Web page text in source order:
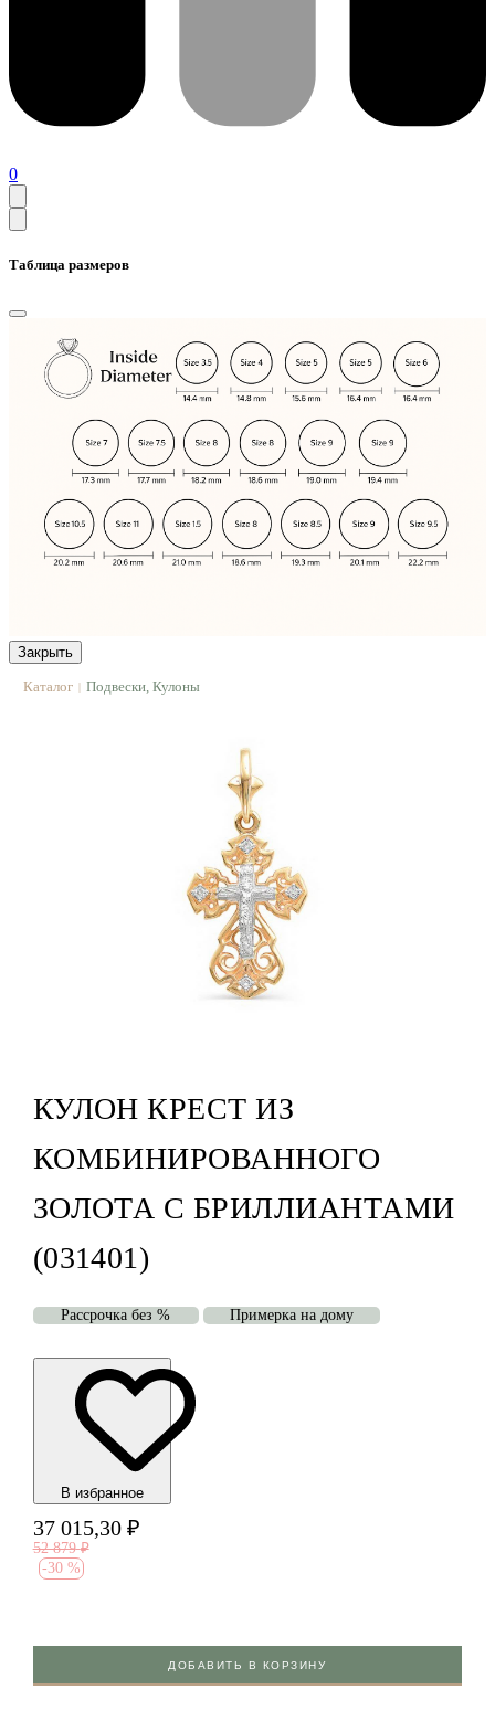
0
Таблица размеров
Закрыть
Каталог | Подвески, Кулоны
КУЛОН КРЕСТ ИЗ
КОМБИНИРОВАННОГО
ЗОЛОТА С БРИЛЛИАНТАМИ
(031401)
Рассрочка без % Примерка на дому
В избранноe
37 015,30 ₽
52 879 ₽
-30 %
ДОБАВИТЬ В КОРЗИНУ